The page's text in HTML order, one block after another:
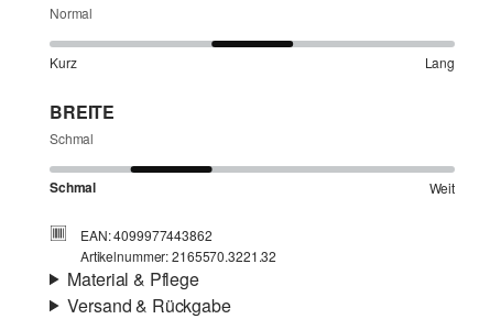
Normal
Kurz Lang
BREITE
Schmal
Schmal Weit
EAN: 4099977443862
Artikelnummer: 2165570.3221.32
Material & Pflege
Versand & Rückgabe